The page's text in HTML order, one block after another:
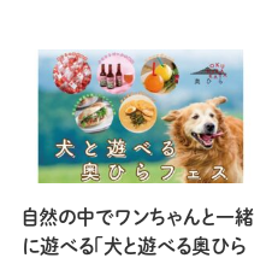
自然の中でワンちゃんと一緒
に遊べる「犬と遊べる奥ひら